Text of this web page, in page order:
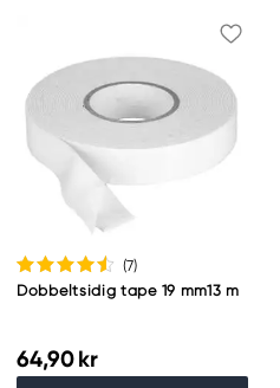
(7)
Dobbeltsidig tape 19 mm13 m
64,90 kr